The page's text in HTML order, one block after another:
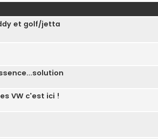
et golf/jetta
VW c'est ici !